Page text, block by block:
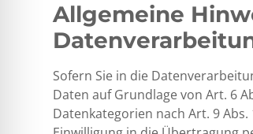
Allgemeine
Sofern Sie in die
Daten auf Grundlage von Art. 6
Datenkategorien nach Art. 9